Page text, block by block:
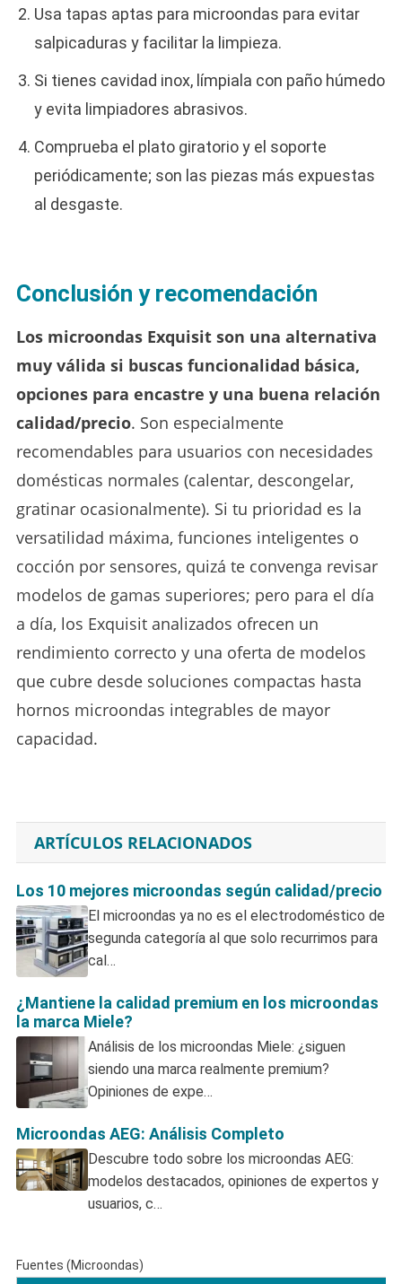
Usa tapas aptas para microondas para evitar
salpicaduras y facilitar la limpieza.
Si tienes cavidad inox, límpiala con paño húmedo
y evita limpiadores abrasivos.
Comprueba el plato giratorio y el soporte
periódicamente; son las piezas más expuestas
al desgaste.
Conclusión y recomendación
Los microondas Exquisit son una alternativa
muy válida si buscas funcionalidad básica,
opciones para encastre y una buena relación
calidad/precio. Son especialmente
recomendables para usuarios con necesidades
domésticas normales (calentar, descongelar,
gratinar ocasionalmente). Si tu prioridad es la
versatilidad máxima, funciones inteligentes o
cocción por sensores, quizá te convenga revisar
modelos de gamas superiores; pero para el día
a día, los Exquisit analizados ofrecen un
rendimiento correcto y una oferta de modelos
que cubre desde soluciones compactas hasta
hornos microondas integrables de mayor
capacidad.
ARTÍCULOS RELACIONADOS
Los 10 mejores microondas según calidad/precio
El microondas ya no es el electrodoméstico de
segunda categoría al que solo recurrimos para
cal…
¿Mantiene la calidad premium en los microondas
la marca Miele?
Análisis de los microondas Miele: ¿siguen
siendo una marca realmente premium?
Opiniones de expe…
Microondas AEG: Análisis Completo
Descubre todo sobre los microondas AEG:
modelos destacados, opiniones de expertos y
usuarios, c…
Fuentes (Microondas)